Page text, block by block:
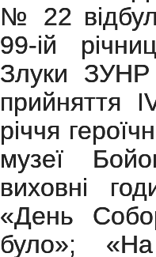
№ 22
99-ій
Злуки ЗУНР
прийняття
річчя
музеї
виховні
«День
було»; «На